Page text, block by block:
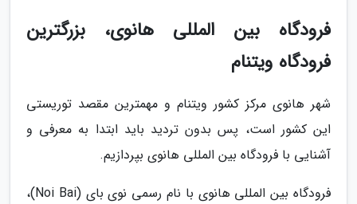
فرودگاه بین المللی هانوی، بزرگترین
فرودگاه ویتنام
شهر هانوی مرکز کشور ویتنام و مهمترین مقصد توریستی
این کشور است، پس بدون تردید باید ابتدا به معرفی و
آشنایی با فرودگاه بین المللی هانوی بپردازیم.
فرودگاه بین المللی هانوی با نام رسمی نوی بای (Noi Bai)،